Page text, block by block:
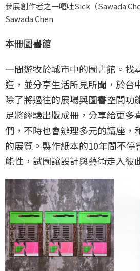
參展創作者之一嘔吐Sick（Sawada
Sawada Chen
本冊圖書館
一間遊牧於城市中的圖書館。找
造，並分享生活所見所聞，於台
除了將過往的展場與圖書空間功
足將經驗出版成冊，分享給更多
們，不時也會辦理多元的講座，
的展覽。製作紙本的10年間不停
能性，試圖讓設計與藝術走入彼